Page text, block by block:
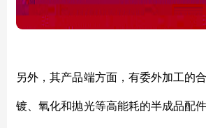
另外，其产品端方面，有委外加工的
镀、氧化和抛光等高能耗的半成品配